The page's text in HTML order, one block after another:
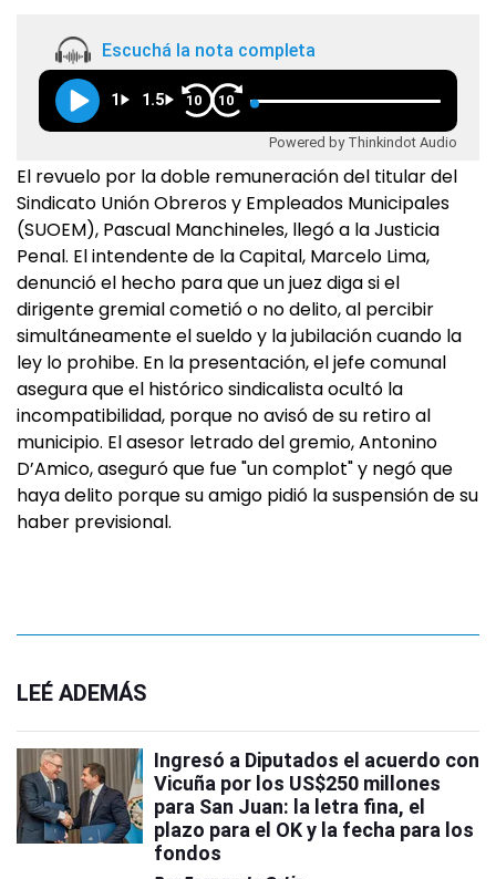
Escuchá la nota completa
1 1.5 10 10
Powered by Thinkindot Audio
El revuelo por la doble remuneración del titular del
Sindicato Unión Obreros y Empleados Municipales
(SUOEM), Pascual Manchineles, llegó a la Justicia
Penal. El intendente de la Capital, Marcelo Lima,
denunció el hecho para que un juez diga si el
dirigente gremial cometió o no delito, al percibir
simultáneamente el sueldo y la jubilación cuando la
ley lo prohibe. En la presentación, el jefe comunal
asegura que el histórico sindicalista ocultó la
incompatibilidad, porque no avisó de su retiro al
municipio. El asesor letrado del gremio, Antonino
D’Amico, aseguró que fue "un complot" y negó que
haya delito porque su amigo pidió la suspensión de su
haber previsional.
LEÉ ADEMÁS
Ingresó a Diputados el acuerdo con
Vicuña por los US$250 millones
para San Juan: la letra fina, el
plazo para el OK y la fecha para los
fondos